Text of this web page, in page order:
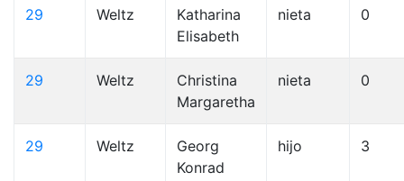
29 Weltz
Katharina
Elisabeth
nieta 0
29 Weltz
Christina
Margaretha
nieta 0
29 Weltz
Georg
Konrad
hijo 3